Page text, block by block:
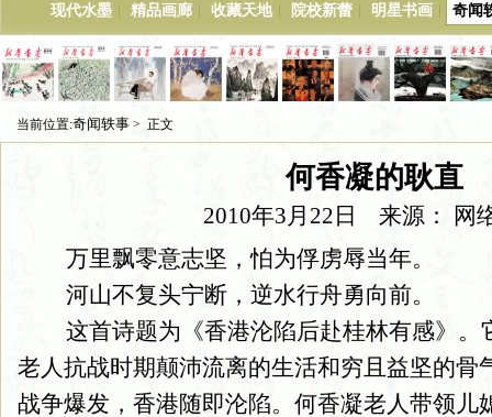
现代水墨 | 精品画廊 | 收藏天地 | 院校新蕾 | 明星书画 | 奇闻
当前位置:奇闻轶事 > 正文
何香凝的耿直
2010年3月22日 来源： 网
万里飘零意志坚，怕为俘虏辱当年。
河山不复头宁断，逆水行舟勇向前。
这首诗题为《香港沦陷后赴桂林有感》。
老人抗战时期颠沛流离的生活和穷且益坚的骨
战争爆发，香港随即沦陷。何香凝老人带领儿